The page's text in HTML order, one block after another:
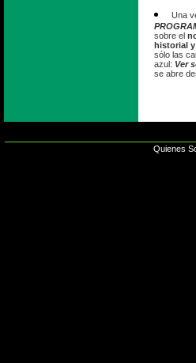
Una
sobre el
historial
sólo las
azul: Ver
se abre
Quienes